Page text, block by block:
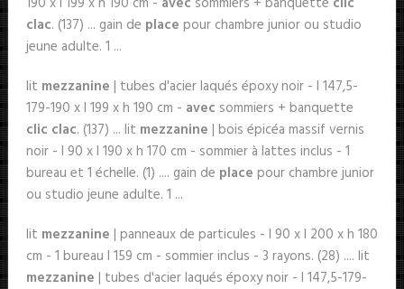
clac. (137) ... gain de place pour chambre junior ou studio
jeune adulte. 1 ...
lit mezzanine | tubes d'acier laqués époxy noir - l 147,5-
179-190 x l 199 x h 190 cm - avec sommiers + banquette
clic clac. (137) ... lit mezzanine | bois épicéa massif vernis
noir - l 90 x l 190 x h 170 cm - sommier à lattes inclus - 1
bureau et 1 échelle. (1) .... gain de place pour chambre junior
ou studio jeune adulte. 1 ...
lit mezzanine | panneaux de particules - l 90 x l 200 x h 180
cm - 1 bureau l 159 cm - sommier inclus - 3 rayons. (28) .... lit
mezzanine | tubes d'acier laqués époxy noir - l 147,5-179-